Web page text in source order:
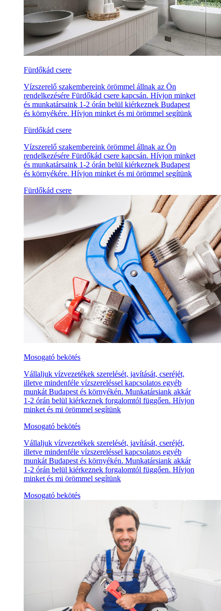
Fürdőkád csere
Vízszerelő szakembereink örömmel állnak az Ön
rendelkezésére Fürdőkád csere kapcsán. Hívjon minket
és munkatársaink 1-2 órán belül kiérkeznek Budapest
és környékére. Hívjon minket és mi örömmel segítünk
Fürdőkád csere
Vízszerelő szakembereink örömmel állnak az Ön
rendelkezésére Fürdőkád csere kapcsán. Hívjon minket
és munkatársaink 1-2 órán belül kiérkeznek Budapest
és környékére. Hívjon minket és mi örömmel segítünk
Fürdőkád csere
Mosogató bekötés
Vállaljuk vízvezetékek szerelését, javítását, cseréjét,
illetve mindenféle vízszereléssel kapcsolatos egyéb
munkát Budapest és környékén. Munkatársiank akkár
1-2 órán belül kiérkeznek forgalomtól függően. Hívjon
minket és mi örömmel segítünk
Mosogató bekötés
Vállaljuk vízvezetékek szerelését, javítását, cseréjét,
illetve mindenféle vízszereléssel kapcsolatos egyéb
munkát Budapest és környékén. Munkatársiank akkár
1-2 órán belül kiérkeznek forgalomtól függően. Hívjon
minket és mi örömmel segítünk
Mosogató bekötés